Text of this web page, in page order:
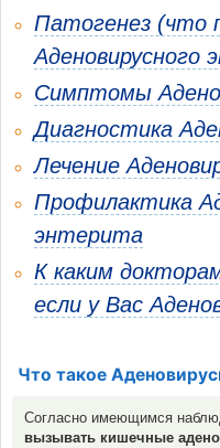
Патогенез (что
Аденовирусного
Симптомы
Диагностика
Лечение
Профилактика
энтерита
К каким
если у Вас
Что такое
Согласно имеющимся
вызывать кишечные